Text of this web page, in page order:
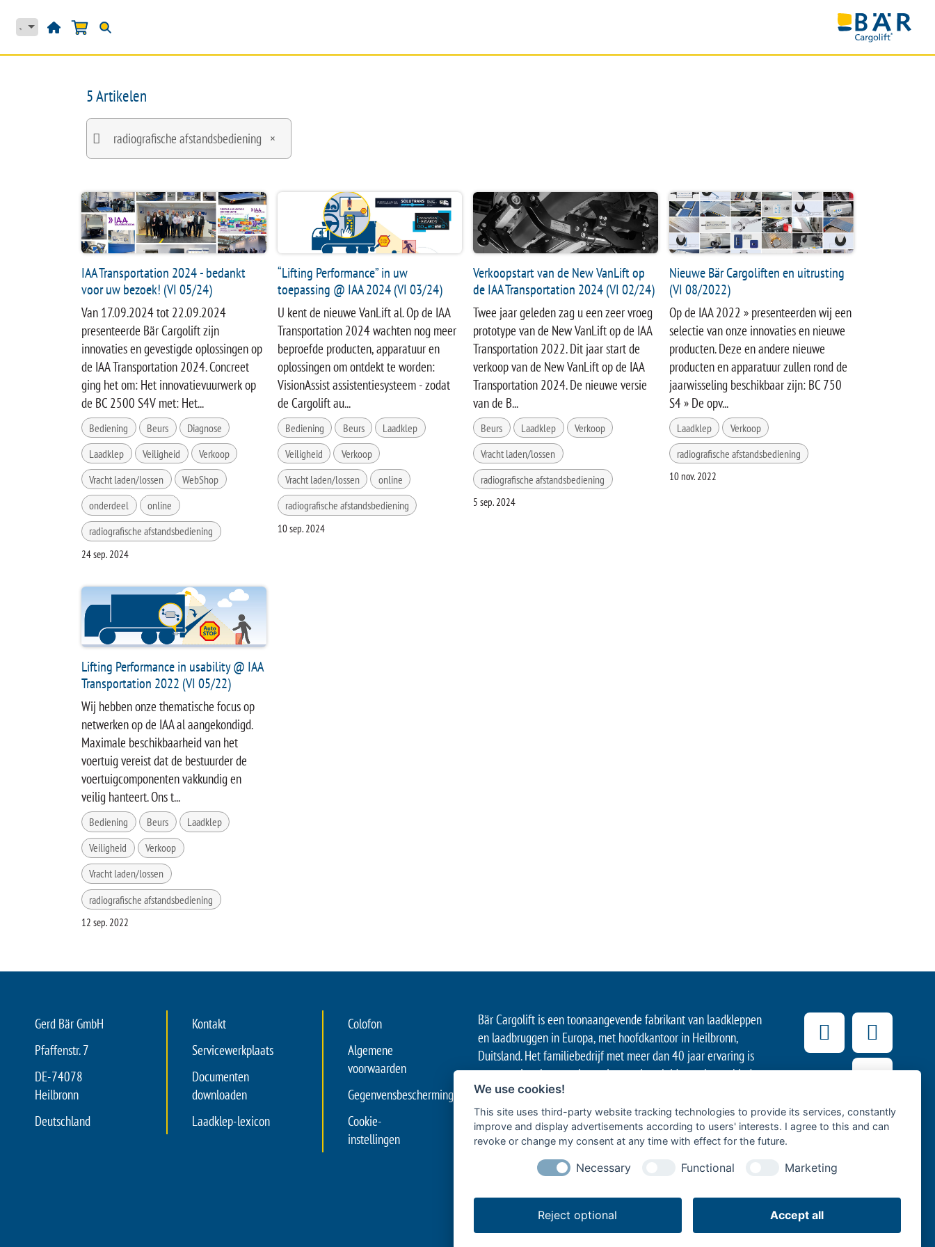
5 Artikelen
radiografische afstandsbediening ×
IAA Transportation 2024 - bedankt
voor uw bezoek! (VI 05/24)
Van 17.09.2024 tot 22.09.2024
presenteerde Bär Cargolift zijn
innovaties en gevestigde oplossingen op
de IAA Transportation 2024. Concreet
ging het om: Het innovatievuurwerk op
de BC 2500 S4V met: Het...
Bediening Beurs
Diagnose
Laadklep
Veiligheid
Verkoop
Vracht laden/lossen
WebShop
onderdeel
online
radiografische afstandsbediening
24 sep. 2024
“Lifting Performance” in uw
toepassing @ IAA 2024 (VI 03/24)
U kent de nieuwe VanLift al. Op de IAA
Transportation 2024 wachten nog meer
beproefde producten, apparatuur en
oplossingen om ontdekt te worden:
VisionAssist assistentiesysteem - zodat
de Cargolift au...
Bediening Beurs
Laadklep
Veiligheid
Verkoop
Vracht laden/lossen
online
radiografische afstandsbediening
10 sep. 2024
Verkoopstart van de New VanLift op
de IAA Transportation 2024 (VI 02/24)
Twee jaar geleden zag u een zeer vroeg
prototype van de New VanLift op de IAA
Transportation 2022. Dit jaar start de
verkoop van de New VanLift op de IAA
Transportation 2024. De nieuwe versie
van de B...
Beurs Laadklep
Verkoop
Vracht laden/lossen
radiografische afstandsbediening
5 sep. 2024
Nieuwe Bär Cargoliften en uitrusting
(VI 08/2022)
Op de IAA 2022 » presenteerden wij een
selectie van onze innovaties en nieuwe
producten. Deze en andere nieuwe
producten en apparatuur zullen rond de
jaarwisseling beschikbaar zijn: BC 750
S4 » De opv...
Laadklep
Verkoop
radiografische afstandsbediening
10 nov. 2022
Lifting Performance in usability @ IAA
Transportation 2022 (VI 05/22)
Wij hebben onze thematische focus op
netwerken op de IAA al aangekondigd.
Maximale beschikbaarheid van het
voertuig vereist dat de bestuurder de
voertuigcomponenten vakkundig en
veilig hanteert. Ons t...
Bediening Beurs
Laadklep
Veiligheid
Verkoop
Vracht laden/lossen
radiografische afstandsbediening
12 sep. 2022
Gerd Bär GmbH
Pfaffenstr. 7
DE-74078
Heilbronn
Deutschland
Kontakt
Servicewerkplaats
Documenten
downloaden
Laadklep-lexicon
Colofon
Algemene
voorwaarden
Gegenvensbescherming
Cookie-
instellingen
Bär Cargolift is een toonaangevende fabrikant van laadkleppen
en laadbruggen in Europa, met hoofdkantoor in Heilbronn,
Duitsland. Het familiebedrijf met meer dan 40 jaar ervaring is
een premium leverancier en innovatieve leider op het gebied
van efficiënt goederentransport met bedrijfsvoertuigen. Zijn
hefsystemen aan de achterzijde van voertuigen ondersteunen
zowel de professionele logistiek van levensmiddelen en dranken
met vrachtwagens en opleggers als het langeafstandsvervoer
met opleggers, ambachtelijke bedrijven met bestelwagens of
kilometer’.
We use cookies!
This site uses third-party website tracking technologies to provide its services, constantly
improve and display advertisements according to users' interests. I agree to this and can
revoke or change my consent at any time with effect for the future.
Necessary Functional Marketing
Reject optional Accept all